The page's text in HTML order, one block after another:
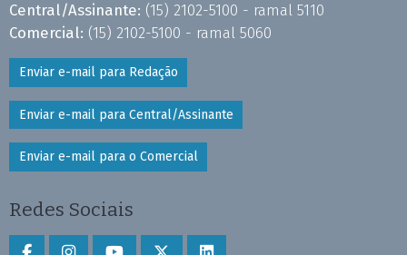
Central/Assinante: (15) 2102-5100 - ramal 5110
Comercial: (15) 2102-5100 - ramal 5060
Enviar e-mail para Redação
Enviar e-mail para Central/Assinante
Enviar e-mail para o Comercial
Redes Sociais